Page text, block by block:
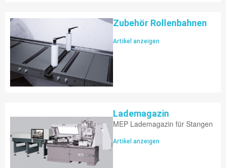
Zubehör Rollenbahnen
Artikel anzeigen
Lademagazin
MEP Lademagazin für Stangen
Artikel anzeigen